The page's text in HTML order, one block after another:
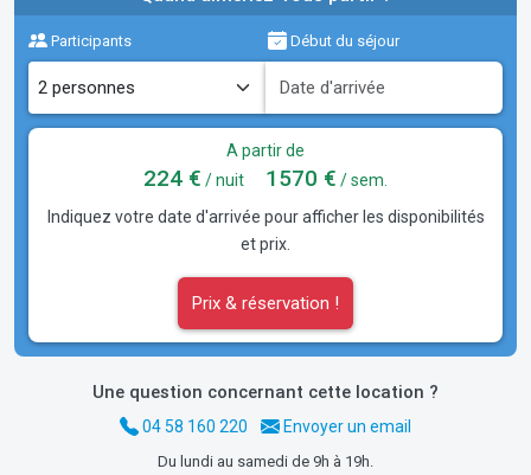
Participants Début du séjour
A partir de
224 € / nuit 1570 € / sem.
Indiquez votre date d'arrivée pour afficher les disponibilités
et prix.
Prix & réservation !
Une question concernant cette location ?
04 58 160 220 Envoyer un email
Du lundi au samedi de 9h à 19h.